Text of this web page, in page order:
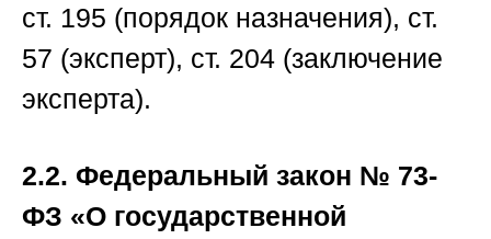
ст. 195 (порядок назначения), ст.
57 (эксперт), ст. 204 (заключение
эксперта).
2.2. Федеральный закон № 73-
ФЗ «О государственной